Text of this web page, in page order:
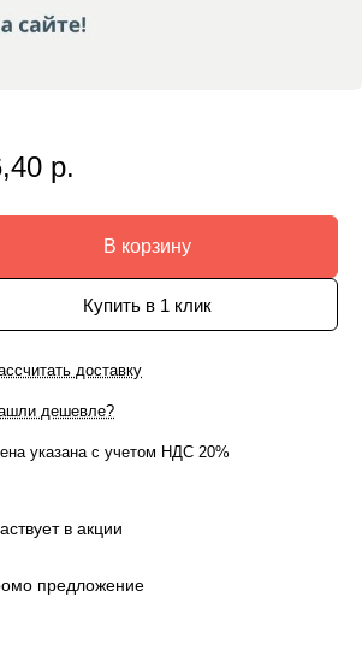
р.
В корзину
Купить в 1 клик
доставку
дешевле?
указана с учетом НДС 20%
в акции
предложение